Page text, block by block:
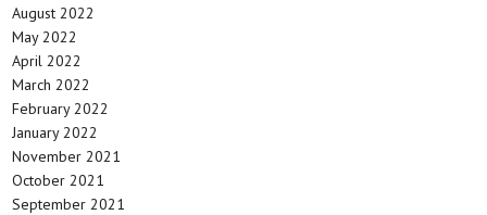
August 2022
May 2022
April 2022
March 2022
February 2022
January 2022
November 2021
October 2021
September 2021